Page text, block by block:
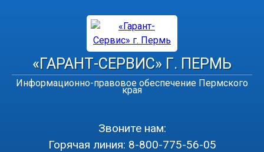
«ГАРАНТ-СЕРВИС» Г. ПЕРМЬ
Информационно-правовое обеспечение Пермского
края
Звоните нам:
Горячая линия: 8-800-775-56-05